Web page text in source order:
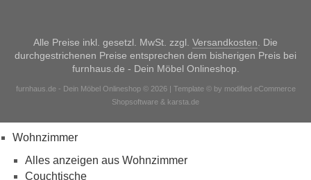
Alle Preise inkl. gesetzl. MwSt. zzgl. Versandkosten. Die
durchgestrichenen Preise entsprechen dem bisherigen Preis bei
furnhaus.de - Dein Möbel Onlineshop.
furnhaus.de - Dein Möbel Onlineshop © 2026 | Template © by modified eCommerce
Shopsoftware & karsta.de
Wohnzimmer
Alles anzeigen aus Wohnzimmer
Couchtische